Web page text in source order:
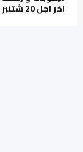
اخر اجل 20 شتنبر 2024